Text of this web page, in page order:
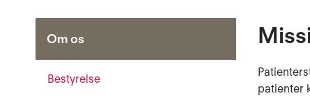
Om os
Bestyrelse
patienter